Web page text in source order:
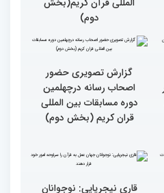
گزارش تصویری حضور
پررنگ کودکان و نوجوانان در
چهلمین دوره مسابقات بین
المللی قرآن کریم(بخش
دوم)
گزارش تصویری حضور
دوره مسابقات بین المللی
قران کریم (بخش دوم)